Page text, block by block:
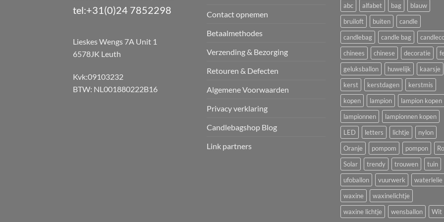
tel:+31(0)24 7852298
Lieskes Wengs 7A Unit 1
6578JK Leuth
Kvk:09103232
BTW: NL001880222B16
Contact opnemen
Betaalmethodes
Verzending & Bezorging
Retouren & Defecten
Algemene Voorwaarden
Privacy verklaring
Candlebagshop Blog
Link partners
abc alfabet bag
blauw
bruiloft
buiten
candle
candlebag
candle bag
chinees
chinese decoratie
geluksballon
huwelijk
kaarsje
kerst
kerstdagen
kerstmis
kopen
lampion
lampion kopen
lampionnen
lampionnen kopen
LED
letters lichtje
nylon
Oranje
pompom pompon
Solar
trendy trouwen
tuin
ufoballon
vuurwerk
waterlelie
waxine
waxinelichtje
waxine lichtje
wensballon Wit